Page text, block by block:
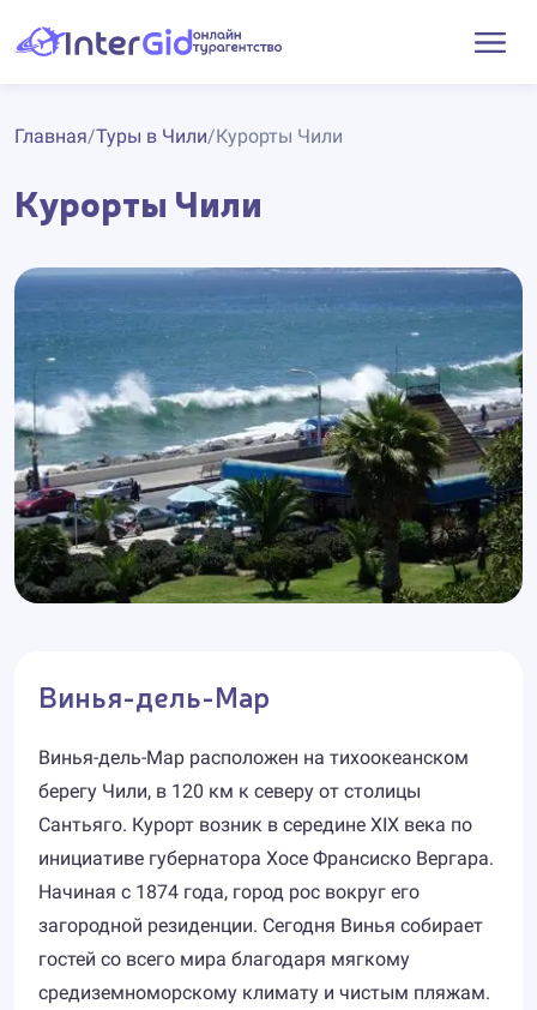
Главная/Туры в Чили/Курорты Чили
Курорты Чили
Винья-дель-Мар
Винья-дель-Мар расположен на тихоокеанском
берегу Чили, в 120 км к северу от столицы
Сантьяго. Курорт возник в середине XIX века по
инициативе губернатора Хосе Франсиско Вергара.
Начиная с 1874 года, город рос вокруг его
загородной резиденции. Сегодня Винья собирает
гостей со всего мира благодаря мягкому
средиземноморскому климату и чистым пляжам.